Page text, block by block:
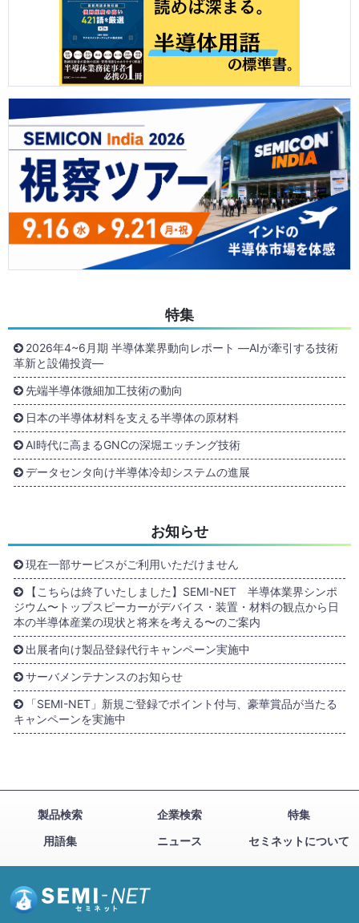
特集
2026年4~6月期 半導体業界動向レポート ―AIが牽引する技術
革新と設備投資―
先端半導体微細加工技術の動向
日本の半導体材料を支える半導体の原材料
AI時代に高まるGNCの深堀エッチング技術
データセンタ向け半導体冷却システムの進展
お知らせ
現在一部サービスがご利用いただけません
【こちらは終了いたしました】SEMI-NET 半導体業界シンポ
ジウム〜トップスピーカーがデバイス・装置・材料の観点から日
本の半導体産業の現状と将来を考える〜のご案内
出展者向け製品登録代行キャンペーン実施中
サーバメンテナンスのお知らせ
「SEMI-NET」新規ご登録でポイント付与、豪華賞品が当たる
キャンペーンを実施中
製品検索 企業検索
特集
用語集
ニュース セミネットについて